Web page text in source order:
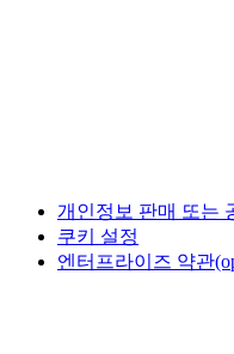
개인정보 판매 또는
쿠키 설정
엔터프라이즈 약관